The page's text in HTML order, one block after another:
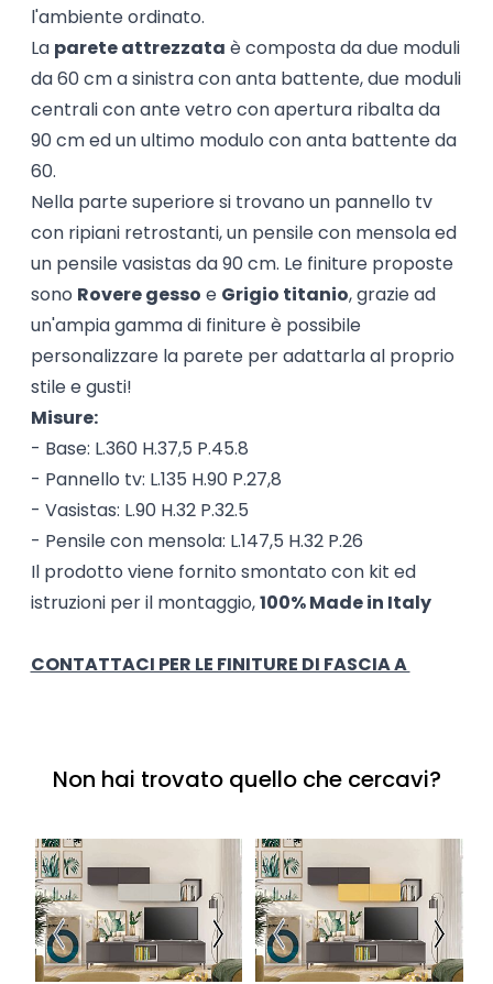
l'ambiente ordinato.
La parete attrezzata è composta da due moduli
da 60 cm a sinistra con anta battente, due moduli
centrali con ante vetro con apertura ribalta da
90 cm ed un ultimo modulo con anta battente da
60.
Nella parte superiore si trovano un pannello tv
con ripiani retrostanti, un pensile con mensola ed
un pensile vasistas da 90 cm. Le finiture proposte
sono Rovere gesso e Grigio titanio, grazie ad
un'ampia gamma di finiture è possibile
personalizzare la parete per adattarla al proprio
stile e gusti!
Misure:
- Base: L.360 H.37,5 P.45.8
- Pannello tv: L.135 H.90 P.27,8
- Vasistas: L.90 H.32 P.32.5
- Pensile con mensola: L.147,5 H.32 P.26
Il prodotto viene fornito smontato con kit ed
istruzioni per il montaggio,100% Made in Italy
CONTATTACI PER LE FINITURE DI FASCIA A
Non hai trovato quello che cercavi?